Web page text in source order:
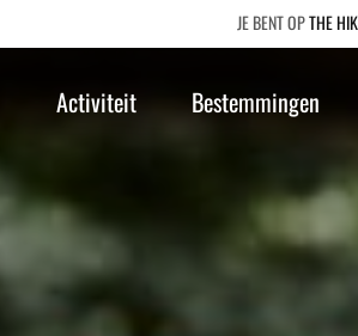
THE
Activiteit Bestemmingen